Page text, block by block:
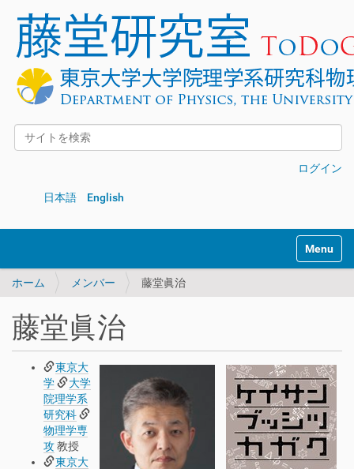
サイトを検索
ログイン
日本語 English
Toggle
ホーム メンバー 藤堂眞治
藤堂眞治
東京大
学
大学
院理学系
研究科
物理学専
攻教授
東京大